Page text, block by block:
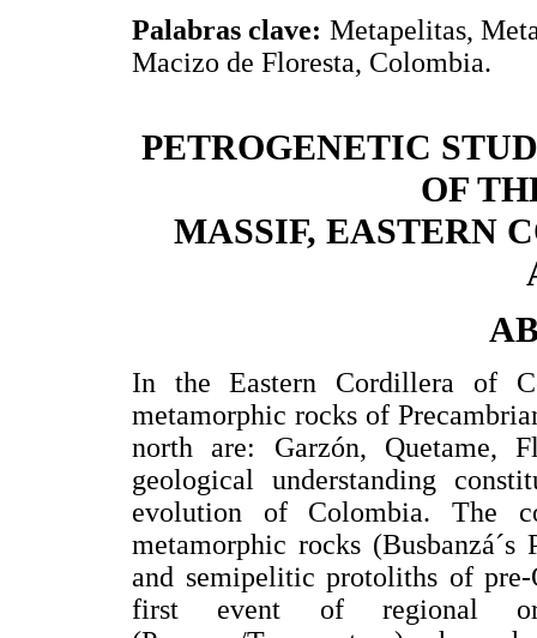
Palabras clave: Metapelitas,
Macizo de Floresta, Colombia.
PETROGENETIC
OF
MASSIF, EASTERN
In the Eastern Cordillera of
metamorphic rocks of
north are: Garzón, Quetame,
geological understanding
evolution of Colombia. The
metamorphic rocks
and semipelitic protoliths of
first event of regional